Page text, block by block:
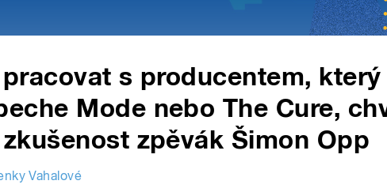
s producentem, který
Mode nebo The Cure,
zpěvák Šimon Opp
Vahalové